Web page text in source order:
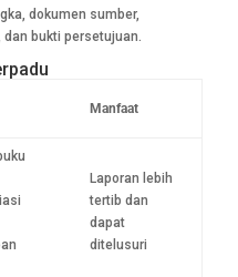
dokumen sumber,
bukti persetujuan.
Manfaat
Laporan lebih
tertib dan
dapat
ditelusuri